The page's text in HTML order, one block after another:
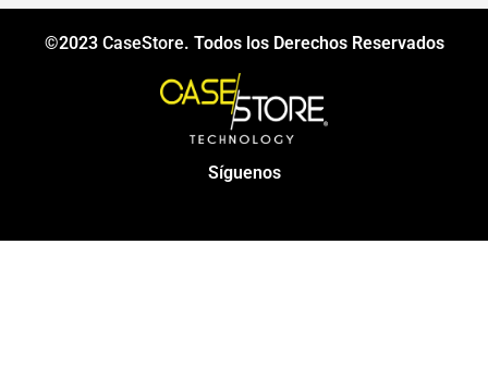
©2023 CaseStore. Todos los Derechos Reservados
Síguenos